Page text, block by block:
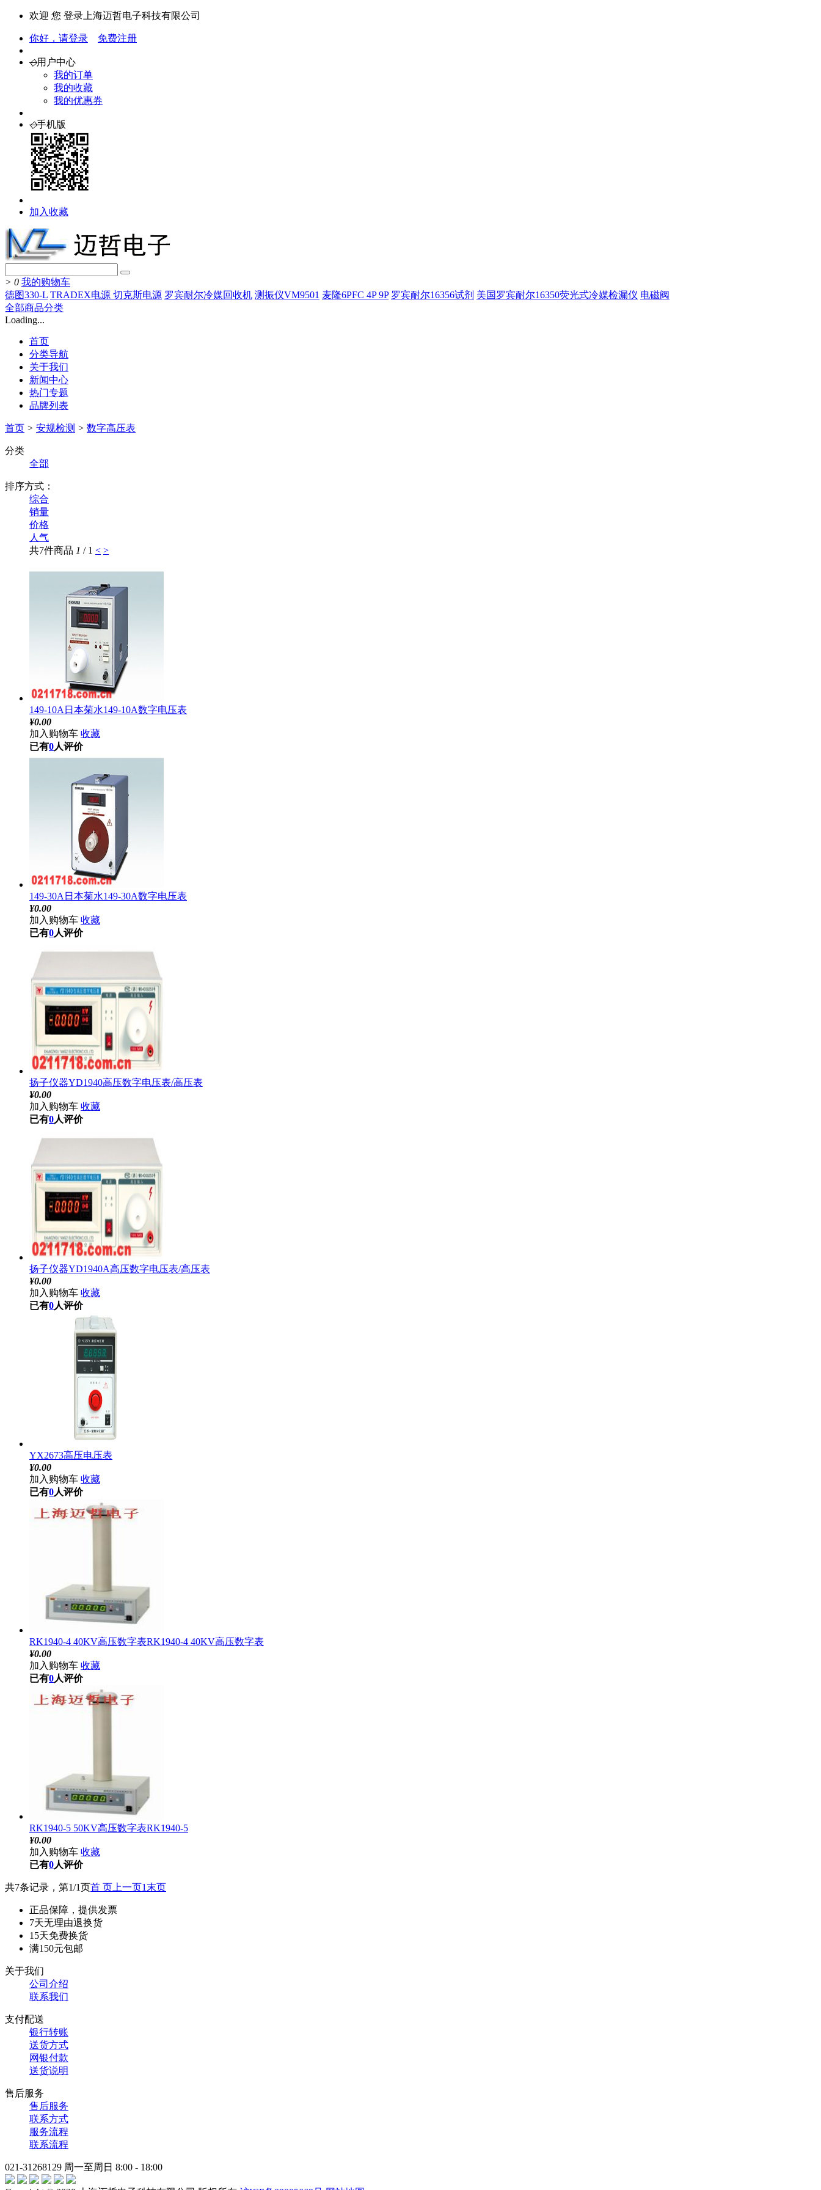
欢迎 您 登录上海迈哲电子科技有限公司
你好，请登录 免费注册
◇用户中心
我的订单
我的收藏
我的优惠券
◇手机版
加入收藏
> 0 我的购物车
德图330-L TRADEX电源 切克斯电源 罗宾耐尔冷媒回收机 测振仪VM9501 麦隆6PFC 4P 9P 罗宾耐尔16356试剂 美国罗宾耐尔16350荧光式冷媒检漏仪 电磁阀
全部商品分类
Loading...
首页
分类导航
关于我们
新闻中心
热门专题
品牌列表
首页 > 安规检测 > 数字高压表
分类
全部
排序方式：
综合
销量
价格
人气
共7件商品 1 / 1 < >
149-10A日本菊水149-10A数字电压表
¥0.00
加入购物车 收藏
已有0人评价
149-30A日本菊水149-30A数字电压表
¥0.00
加入购物车 收藏
已有0人评价
扬子仪器YD1940高压数字电压表/高压表
¥0.00
加入购物车 收藏
已有0人评价
扬子仪器YD1940A高压数字电压表/高压表
¥0.00
加入购物车 收藏
已有0人评价
YX2673高压电压表
¥0.00
加入购物车 收藏
已有0人评价
RK1940-4 40KV高压数字表RK1940-4 40KV高压数字表
¥0.00
加入购物车 收藏
已有0人评价
RK1940-5 50KV高压数字表RK1940-5
¥0.00
加入购物车 收藏
已有0人评价
共7条记录，第1/1页首 页 上一页1 末页
正品保障，提供发票
7天无理由退换货
15天免费换货
满150元包邮
关于我们
公司介绍
联系我们
支付配送
银行转账
送货方式
网银付款
送货说明
售后服务
售后服务
联系方式
服务流程
联系流程
021-31268129 周一至周日 8:00 - 18:00